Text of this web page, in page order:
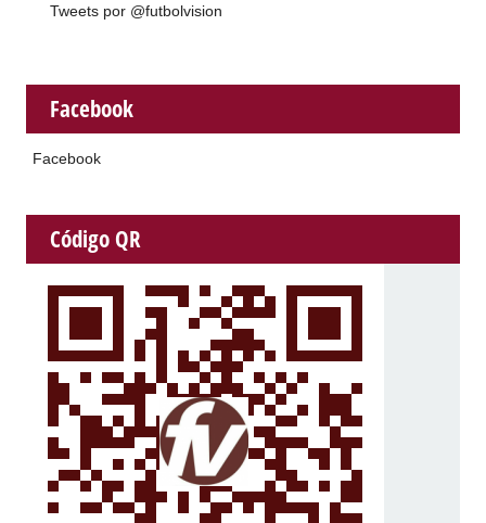
Tweets por @futbolvision
Facebook
Facebook
Código QR